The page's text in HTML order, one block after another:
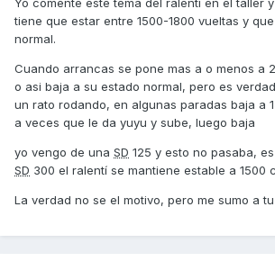
Yo comente este tema del ralentí en el taller
tiene que estar entre 1500-1800 vueltas y
normal.
Cuando arrancas se pone mas a o menos a
o asi baja a su estado normal, pero es
un rato rodando, en algunas paradas baja a
a veces que le da yuyu y sube, luego baja
yo vengo de una SD 125 y esto no pasaba,
SD 300 el ralentí se mantiene estable a 1500
La verdad no se el motivo, pero me sumo a